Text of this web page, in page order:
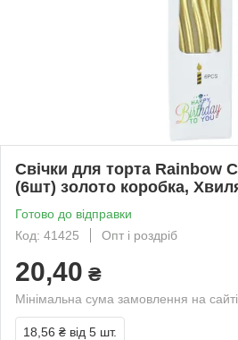
Свічки для торта Rainbow
(6шт) золото коробка,
Готово до відправки
Код: 41425
Опт і роздріб
20,40 ₴
Мінімальна сума замовлення на
18,56 ₴ від 5 шт.